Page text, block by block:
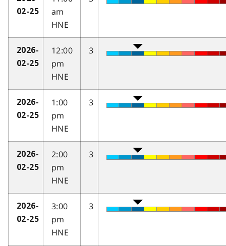
02-25
am
HNE
2026-
02-25
12:00
pm
HNE
3
2026-
02-25
1:00
pm
HNE
3
2026-
02-25
2:00
pm
HNE
3
2026-
02-25
3:00
pm
HNE
3